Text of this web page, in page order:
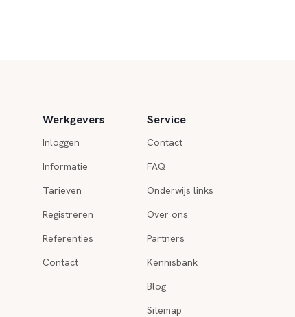
Werkgevers
Inloggen
Informatie
Tarieven
Registreren
Referenties
Contact
Service
Contact
FAQ
Onderwijs links
Over ons
Partners
Kennisbank
Blog
Sitemap